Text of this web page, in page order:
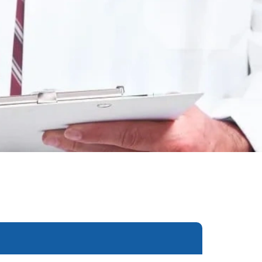
компульсивного
атак
расстройства